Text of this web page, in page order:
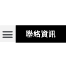
聯絡資訊